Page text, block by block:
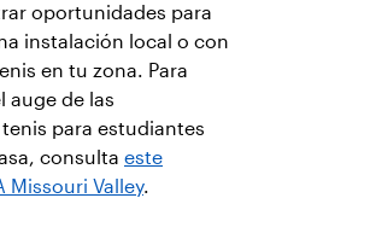
oportunidades para
instalación local o con
en tu zona. Para
auge de las
para estudiantes
consulta este
Missouri Valley.